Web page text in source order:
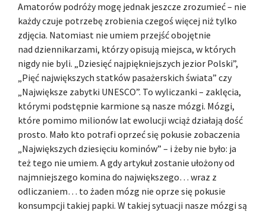
Amatorów podróży mogę jednak jeszcze zrozumieć – nie
każdy czuje potrzebę zrobienia czegoś więcej niż tylko
zdjęcia. Natomiast nie umiem przejść obojętnie
nad dziennikarzami, którzy opisują miejsca, w których
nigdy nie byli. „Dziesięć najpiękniejszych jezior Polski”,
„Pięć największych statków pasażerskich świata” czy
„Największe zabytki UNESCO”. To wyliczanki – zaklęcia,
którymi podstępnie karmione są nasze mózgi. Mózgi,
które pomimo milionów lat ewolucji wciąż działają dość
prosto. Mało kto potrafi oprzeć się pokusie zobaczenia
„Największych dziesięciu kominów” – i żeby nie było: ja
też tego nie umiem. A gdy artykuł zostanie ułożony od
najmniejszego komina do największego… wraz z
odliczaniem… to żaden mózg nie oprze się pokusie
konsumpcji takiej papki. W takiej sytuacji nasze mózgi są